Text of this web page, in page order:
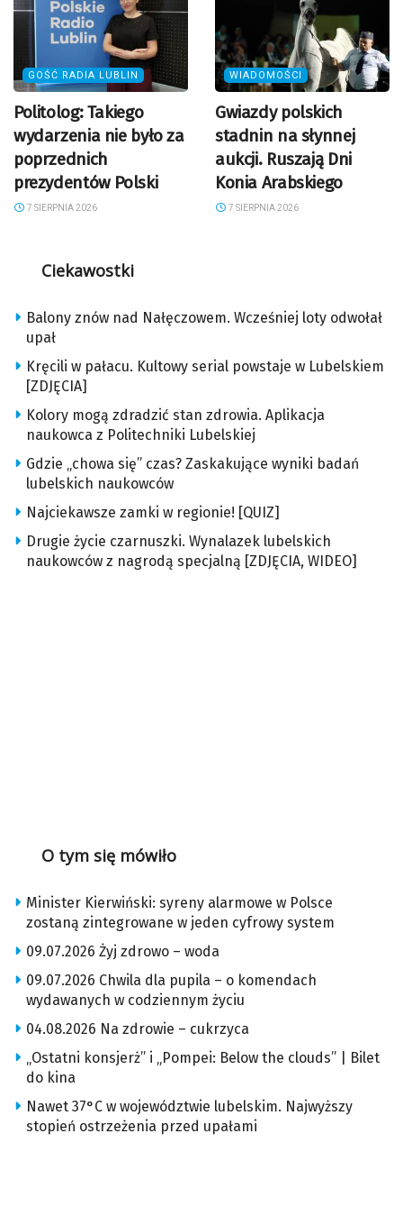
GOŚĆ RADIA LUBLIN
Politolog: Takiego
wydarzenia nie było za
poprzednich
prezydentów Polski
7 SIERPNIA 2026
WIADOMOŚCI
Gwiazdy polskich
stadnin na słynnej
aukcji. Ruszają Dni
Konia Arabskiego
7 SIERPNIA 2026
Ciekawostki
Balony znów nad Nałęczowem. Wcześniej loty odwołał
upał
Kręcili w pałacu. Kultowy serial powstaje w Lubelskiem
[ZDJĘCIA]
Kolory mogą zdradzić stan zdrowia. Aplikacja
naukowca z Politechniki Lubelskiej
Gdzie „chowa się” czas? Zaskakujące wyniki badań
lubelskich naukowców
Najciekawsze zamki w regionie! [QUIZ]
Drugie życie czarnuszki. Wynalazek lubelskich
naukowców z nagrodą specjalną [ZDJĘCIA, WIDEO]
O tym się mówiło
Minister Kierwiński: syreny alarmowe w Polsce
zostaną zintegrowane w jeden cyfrowy system
09.07.2026 Żyj zdrowo – woda
09.07.2026 Chwila dla pupila – o komendach
wydawanych w codziennym życiu
04.08.2026 Na zdrowie – cukrzyca
„Ostatni konsjerż” i „Pompei: Below the clouds” | Bilet
do kina
Nawet 37°C w województwie lubelskim. Najwyższy
stopień ostrzeżenia przed upałami